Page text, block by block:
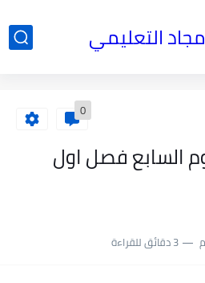
التعليمي
0
السابع فصل اول
3 دقائق للقراءة